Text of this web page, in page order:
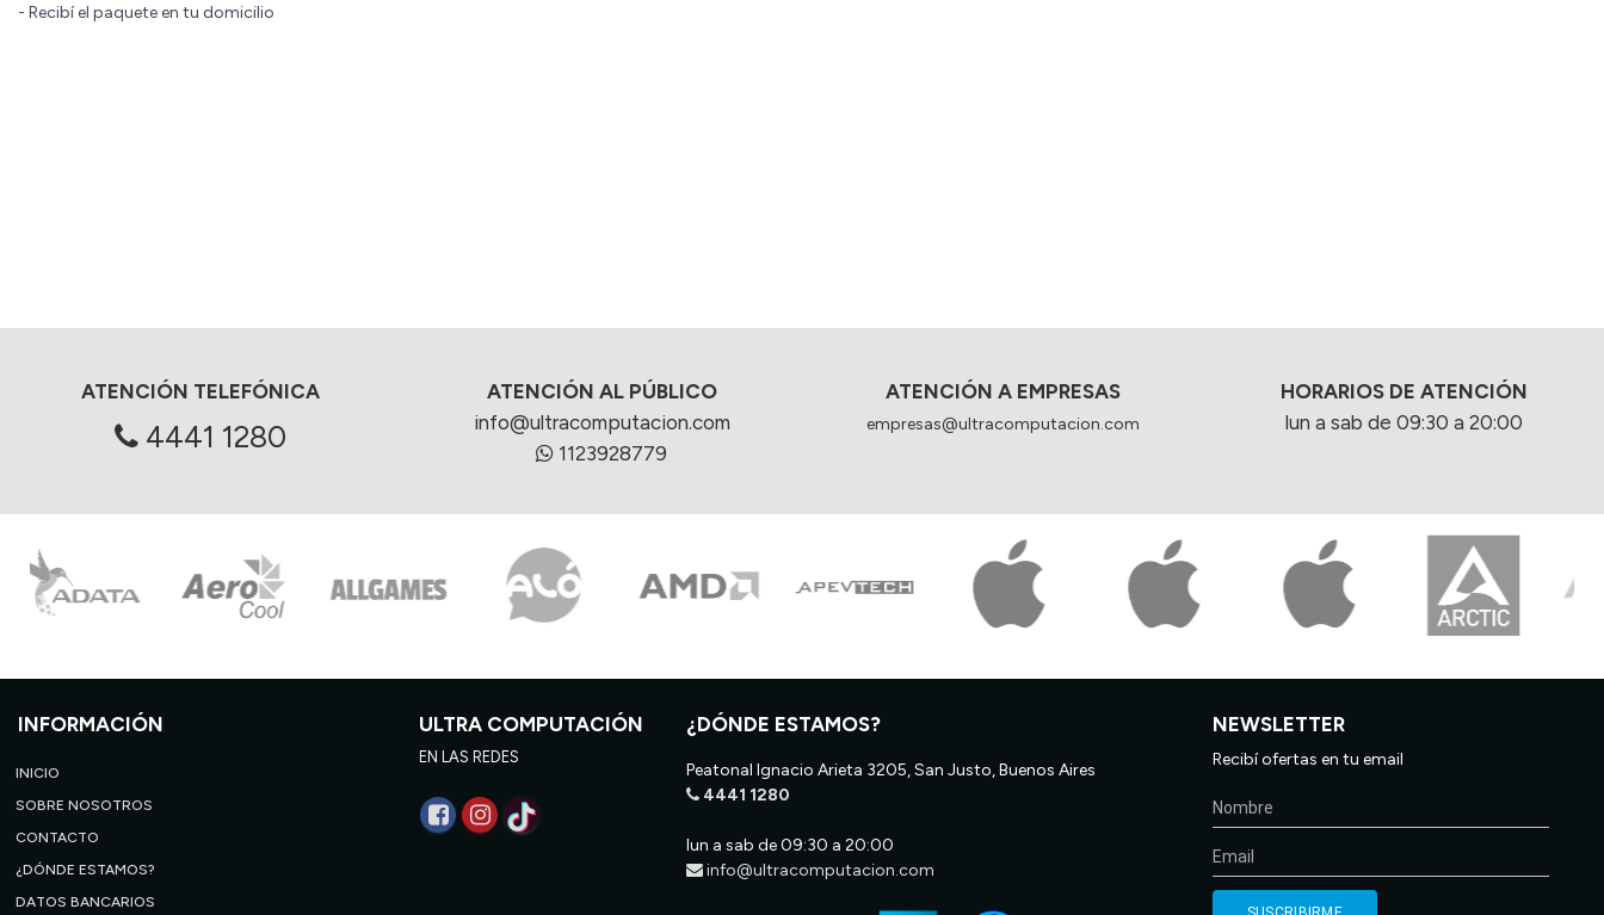
- Recibí el paquete en tu domicilio
ATENCIÓN TELEFÓNICA
4441 1280
ATENCIÓN AL PÚBLICO
info@ultracomputacion.com
1123928779
ATENCIÓN A EMPRESAS
empresas@ultracomputacion.com
HORARIOS DE ATENCIÓN
lun a sab de 09:30 a 20:00
INFORMACIÓN
INICIO
SOBRE NOSOTROS
CONTACTO
¿DÓNDE ESTAMOS?
DATOS BANCARIOS
ULTRA COMPUTACIÓN
EN LAS REDES
¿DÓNDE ESTAMOS?
Peatonal Ignacio Arieta 3205, San Justo, Buenos Aires
4441 1280
lun a sab de 09:30 a 20:00
info@ultracomputacion.com
NEWSLETTER
Recibí ofertas en tu email